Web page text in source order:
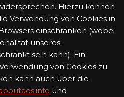
Hierzu können
Verwendung von Cookies in
einschränken (wobei
unseres
sein kann). Ein
von Cookies zu
kann auch über die
und